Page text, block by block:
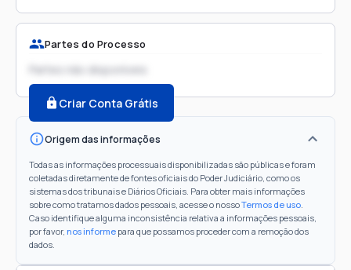
Partes do Processo
Partes não disponíveis
Criar Conta Grátis
Origem das informações
Todas as informações processuais disponibilizadas são públicas e foram
coletadas diretamente de fontes oficiais do Poder Judiciário, como os
sistemas dos tribunais e Diários Oficiais. Para obter mais informações
sobre como tratamos dados pessoais, acesse o nossoTermos de uso.
Caso identifique alguma inconsistência relativa a informações pessoais,
por favor, nos informe para que possamos proceder com a remoção dos
dados.